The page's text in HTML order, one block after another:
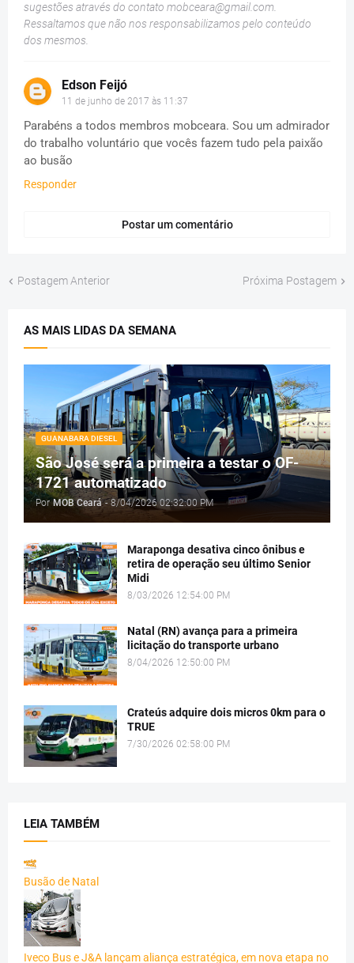
sugestões através do contato mobceara@gmail.com.
Ressaltamos que não nos responsabilizamos pelo conteúdo
dos mesmos.
Edson Feijó
11 de junho de 2017 às 11:37
Parabéns a todos membros mobceara. Sou um admirador
do trabalho voluntário que vocês fazem tudo pela paixão
ao busão
Responder
Postar um comentário
Postagem Anterior Próxima Postagem
AS MAIS LIDAS DA SEMANA
GUANABARA DIESEL
São José será a primeira a testar o OF-
1721 automatizado
Por MOB Ceará - 8/04/2026 02:32:00 PM
Maraponga desativa cinco ônibus e
retira de operação seu último Senior
Midi
8/03/2026 12:54:00 PM
Natal (RN) avança para a primeira
licitação do transporte urbano
8/04/2026 12:50:00 PM
Crateús adquire dois micros 0km para o
TRUE
7/30/2026 02:58:00 PM
LEIA TAMBÉM
Busão de Natal
Iveco Bus e J&A lançam aliança estratégica, em nova etapa no